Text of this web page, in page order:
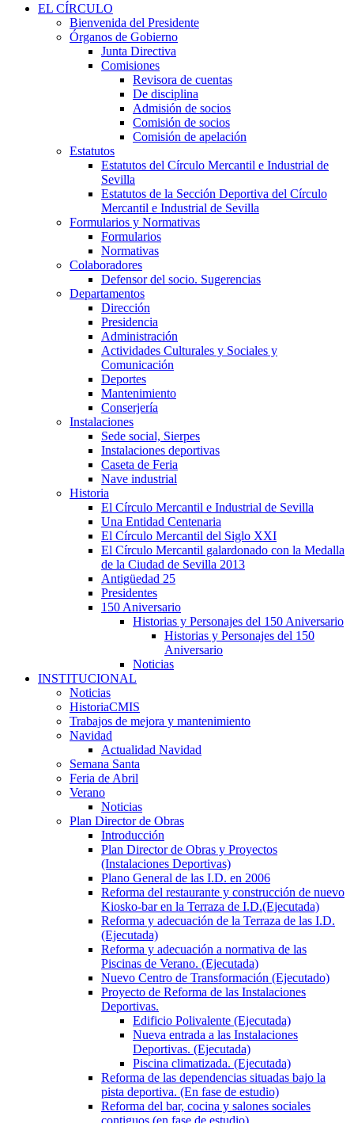
EL CÍRCULO
Bienvenida del Presidente
Órganos de Gobierno
Junta Directiva
Comisiones
Revisora de cuentas
De disciplina
Admisión de socios
Comisión de socios
Comisión de apelación
Estatutos
Estatutos del Círculo Mercantil e Industrial de
Sevilla
Estatutos de la Sección Deportiva del Círculo
Mercantil e Industrial de Sevilla
Formularios y Normativas
Formularios
Normativas
Colaboradores
Defensor del socio. Sugerencias
Departamentos
Dirección
Presidencia
Administración
Actividades Culturales y Sociales y
Comunicación
Deportes
Mantenimiento
Conserjería
Instalaciones
Sede social, Sierpes
Instalaciones deportivas
Caseta de Feria
Nave industrial
Historia
El Círculo Mercantil e Industrial de Sevilla
Una Entidad Centenaria
El Círculo Mercantil del Siglo XXI
El Círculo Mercantil galardonado con la Medalla
de la Ciudad de Sevilla 2013
Antigüedad 25
Presidentes
150 Aniversario
Historias y Personajes del 150 Aniversario
Historias y Personajes del 150
Aniversario
Noticias
INSTITUCIONAL
Noticias
HistoriaCMIS
Trabajos de mejora y mantenimiento
Navidad
Actualidad Navidad
Semana Santa
Feria de Abril
Verano
Noticias
Plan Director de Obras
Introducción
Plan Director de Obras y Proyectos
(Instalaciones Deportivas)
Plano General de las I.D. en 2006
Reforma del restaurante y construcción de nuevo
Kiosko-bar en la Terraza de I.D.(Ejecutada)
Reforma y adecuación de la Terraza de las I.D.
(Ejecutada)
Reforma y adecuación a normativa de las
Piscinas de Verano. (Ejecutada)
Nuevo Centro de Transformación (Ejecutado)
Proyecto de Reforma de las Instalaciones
Deportivas.
Edificio Polivalente (Ejecutada)
Nueva entrada a las Instalaciones
Deportivas. (Ejecutada)
Piscina climatizada. (Ejecutada)
Reforma de las dependencias situadas bajo la
pista deportiva. (En fase de estudio)
Reforma del bar, cocina y salones sociales
contiguos (en fase de estudio)